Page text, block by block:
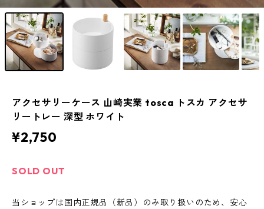
アクセサリーケース 山崎実業 tosca トスカ アクセサ
リートレー 深型 ホワイト
¥2,750
SOLD OUT
当ショップは国内正規品（新品）のみ取り扱いのため、安心